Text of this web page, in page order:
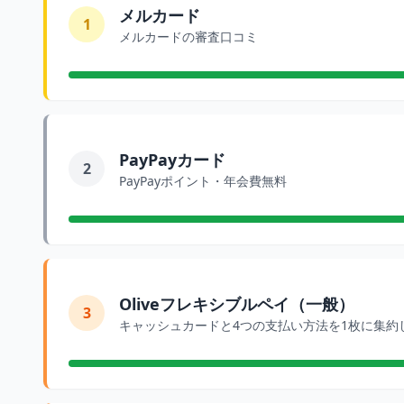
1 メルカード
メルカードの審査口コミ
2 PayPayカード
PayPayポイント・年会費無料
3 Oliveフレキシブルペイ（一般）
キャッシュカードと4つの支払い方法を1枚に集約